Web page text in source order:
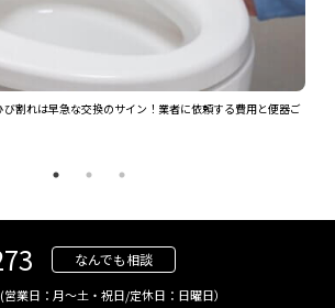
び割れは早急な交換のサイン！業者に依頼する費用と便器ご
なんでも相談
業日：月～土・祝日/定休日：日曜日）